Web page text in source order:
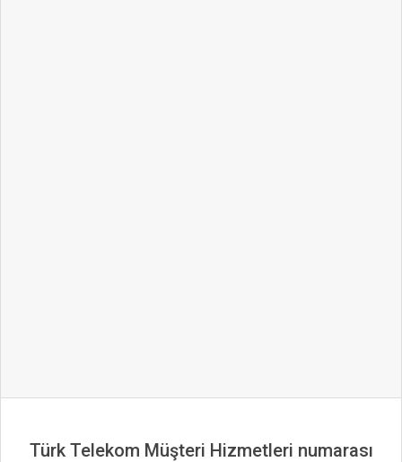
Türk Telekom Müşteri Hizmetleri numarası